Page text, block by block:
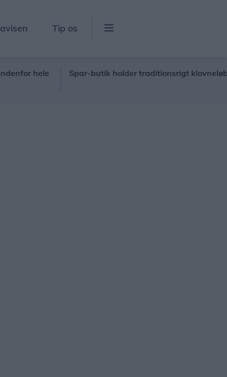
Tip os
hele
Spar-butik holder traditionsrigt klovneløb og